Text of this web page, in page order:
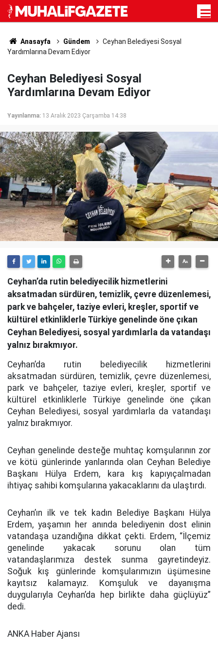
Anasayfa Gündem
Ceyhan Belediyesi Sosyal
Yardımlarına Devam Ediyor
Ceyhan Belediyesi Sosyal
Yardımlarına Devam Ediyor
Yayınlanma: 13 Aralık 2023 Çarşamba 14:38
Ceyhan’da rutin belediyecilik hizmetlerini
aksatmadan sürdüren, temizlik, çevre düzenlemesi,
park ve bahçeler, taziye evleri, kreşler, sportif ve
kültürel etkinliklerle Türkiye genelinde öne çıkan
Ceyhan Belediyesi, sosyal yardımlarla da vatandaşı
yalnız bırakmıyor.
Ceyhan’da rutin belediyecilik hizmetlerini
aksatmadan sürdüren, temizlik, çevre düzenlemesi,
park ve bahçeler, taziye evleri, kreşler, sportif ve
kültürel etkinliklerle Türkiye genelinde öne çıkan
Ceyhan Belediyesi, sosyal yardımlarla da vatandaşı
yalnız bırakmıyor.
Ceyhan genelinde desteğe muhtaç komşularının zor
ve kötü günlerinde yanlarında olan Ceyhan Belediye
Başkanı Hülya Erdem, kara kış kapıyıçalmadan
ihtiyaç sahibi komşularına yakacaklarını da ulaştırdı.
Ceyhan’ın ilk ve tek kadın Belediye Başkanı Hülya
Erdem, yaşamın her anında belediyenin dost elinin
vatandaşa uzandığına dikkat çekti. Erdem, “İlçemiz
genelinde yakacak sorunu olan tüm
vatandaşlarımıza destek sunma gayretindeyiz.
Soğuk kış günlerinde komşularımızın üşümesine
kayıtsız kalamayız. Komşuluk ve dayanışma
duygularıyla Ceyhan’da hep birlikte daha güçlüyüz”
dedi.
ANKA Haber Ajansı